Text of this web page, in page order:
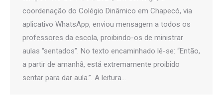
coordenação do Colégio Dinâmico em Chapecó, via
aplicativo WhatsApp, enviou mensagem a todos os
professores da escola, proibindo-os de ministrar
aulas “sentados”. No texto encaminhado lê-se: “Então,
a partir de amanhã, está extremamente proibido
sentar para dar aula.”. A leitura…